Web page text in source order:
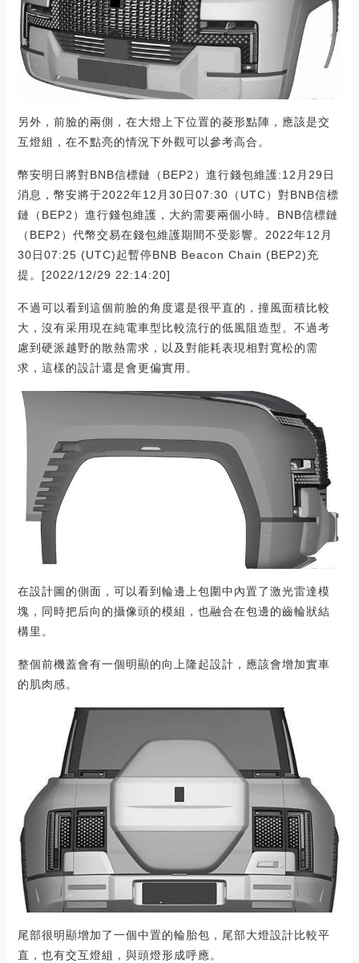
另外，前臉的兩側，在大燈上下位置的菱形點陣，應該是交
互燈組，在不點亮的情況下外觀可以參考高合。
幣安明日將對BNB信標鏈（BEP2）進行錢包維護:12月29日
消息，幣安將于2022年12月30日07:30（UTC）對BNB信標
鏈（BEP2）進行錢包維護，大約需要兩個小時。BNB信標鏈
（BEP2）代幣交易在錢包維護期間不受影響。2022年12月
30日07:25 (UTC)起暫停BNB Beacon Chain (BEP2)充
提。[2022/12/29 22:14:20]
不過可以看到這個前臉的角度還是很平直的，撞風面積比較
大，沒有采用現在純電車型比較流行的低風阻造型。不過考
慮到硬派越野的散熱需求，以及對能耗表現相對寬松的需
求，這樣的設計還是會更偏實用。
在設計圖的側面，可以看到輪邊上包圍中內置了激光雷達模
塊，同時把后向的攝像頭的模組，也融合在包邊的齒輪狀結
構里。
整個前機蓋會有一個明顯的向上隆起設計，應該會增加實車
的肌肉感。
尾部很明顯增加了一個中置的輪胎包，尾部大燈設計比較平
直，也有交互燈組，與頭燈形成呼應。